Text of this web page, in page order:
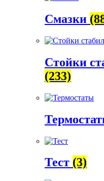
Смазки
Стойки
(233)
Тест (3)